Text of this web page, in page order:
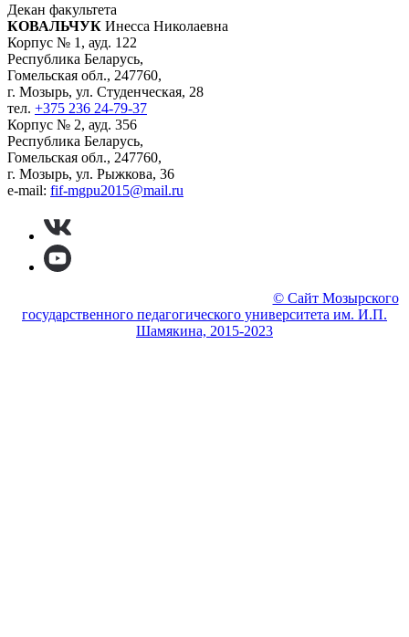
Декан факультета
КОВАЛЬЧУК Инесса Николаевна
Корпус № 1, ауд. 122
Республика Беларусь,
Гомельская обл., 247760,
г. Мозырь, ул. Студенческая, 28
тел. +375 236 24-79-37
Корпус № 2, ауд. 356
Республика Беларусь,
Гомельская обл., 247760,
г. Мозырь, ул. Рыжкова, 36
e-mail: fif-mgpu2015@mail.ru
© Сайт Мозырского
государственного педагогического университета им. И.П.
Шамякина, 2015-2023